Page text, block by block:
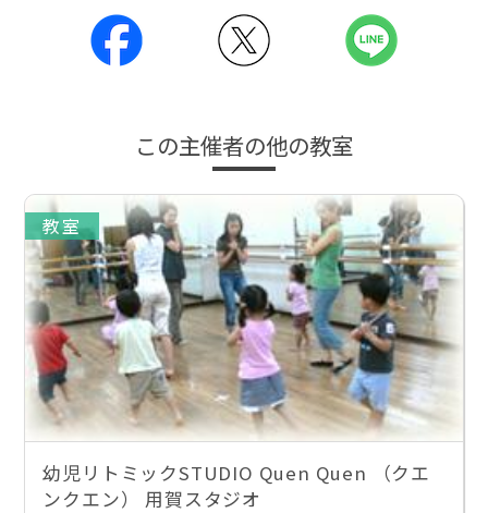
この主催者の他の教室
教室
幼児リトミックSTUDIO Quen Quen （クエ
ンクエン） 用賀スタジオ